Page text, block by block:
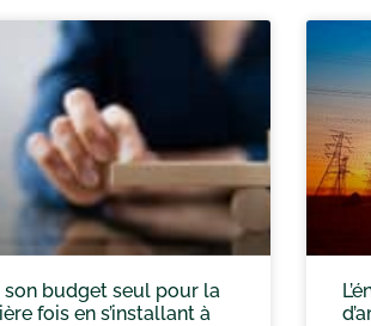
son budget seul pour la
fois en s’installant à